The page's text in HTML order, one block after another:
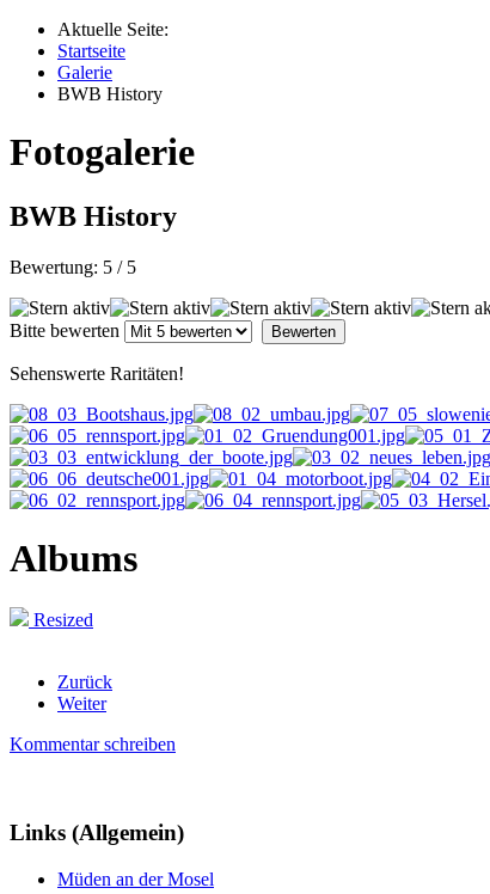
Aktuelle Seite:
Startseite
Galerie
BWB History
Fotogalerie
BWB History
Bewertung: 5 / 5
Bitte bewerten
Sehenswerte Raritäten!
Albums
Resized
Zurück
Weiter
Kommentar schreiben
Links (Allgemein)
Müden an der Mosel